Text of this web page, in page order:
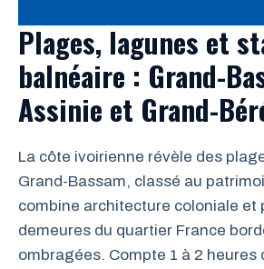
Plages, lagunes et
balnéaire : Grand-
Assinie et Grand-
La côte ivoirienne révèle des
Grand-Bassam, classé au
combine architecture coloniale et
demeures du quartier France
ombragées. Compte 1 à 2 heures